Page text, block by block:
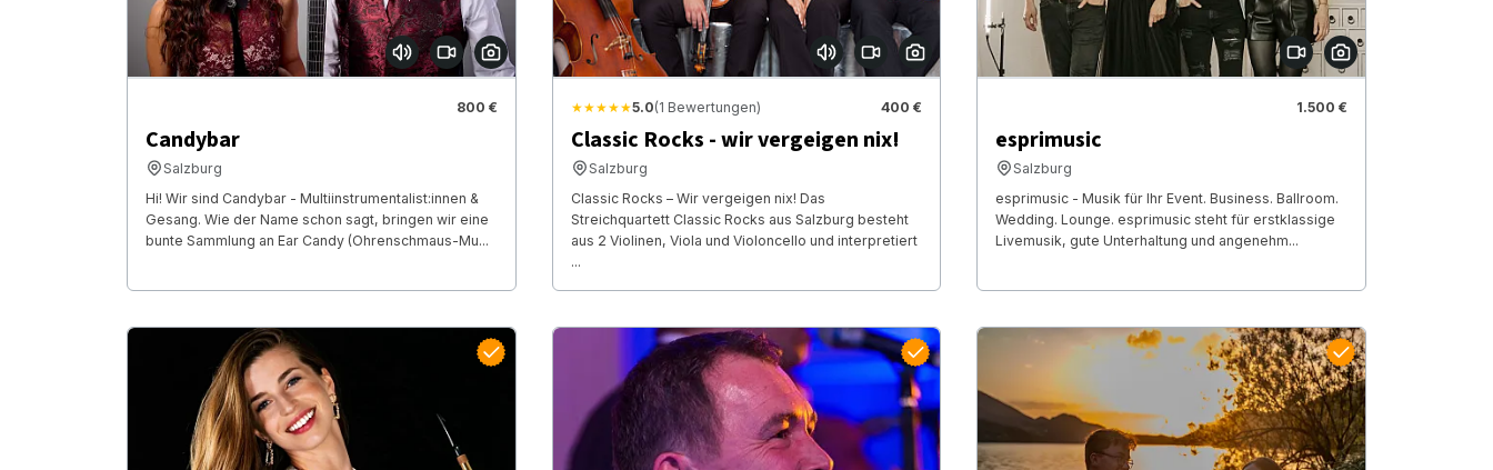
800 €
Candybar
Salzburg
Hi! Wir sind Candybar - Multiinstrumentalist:innen &
Gesang. Wie der Name schon sagt, bringen wir eine
bunte Sammlung an Ear Candy (Ohrenschmaus-Mu...
★★★★★5.0(1 Bewertungen) 400 €
Classic Rocks - wir vergeigen nix!
Salzburg
Classic Rocks – Wir vergeigen nix! Das
Streichquartett Classic Rocks aus Salzburg besteht
aus 2 Violinen, Viola und Violoncello und interpretiert
...
1.500 €
esprimusic
Salzburg
esprimusic - Musik für Ihr Event. Business. Ballroom.
Wedding. Lounge. esprimusic steht für erstklassige
Livemusik, gute Unterhaltung und angenehm...